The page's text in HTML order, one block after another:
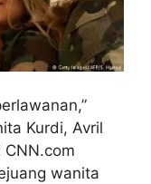
Kurdi, Avril
wanita